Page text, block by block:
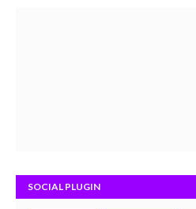
SOCIAL PLUGIN